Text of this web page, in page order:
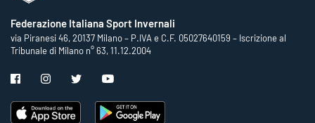
Federazione Italiana Sport Invernali
via Piranesi 46, 20137 Milano – P.IVA e C.F. 05027640159 – Iscrizione al
Tribunale di Milano n° 63, 11.12.2004